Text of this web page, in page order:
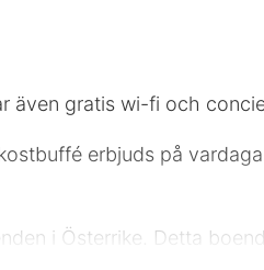
även gratis wi-fi och
erbjuds på
i Österrike. Detta